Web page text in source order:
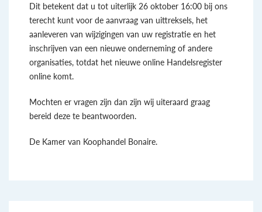
Dit betekent dat u tot uiterlijk 26 oktober 16:00 bij ons
terecht kunt voor de aanvraag van uittreksels, het
aanleveren van wijzigingen van uw registratie en het
inschrijven van een nieuwe onderneming of andere
organisaties, totdat het nieuwe online Handelsregister
online komt.
Mochten er vragen zijn dan zijn wij uiteraard graag
bereid deze te beantwoorden.
De Kamer van Koophandel Bonaire.